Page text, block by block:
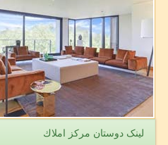
لینک دوستان مركز املاك